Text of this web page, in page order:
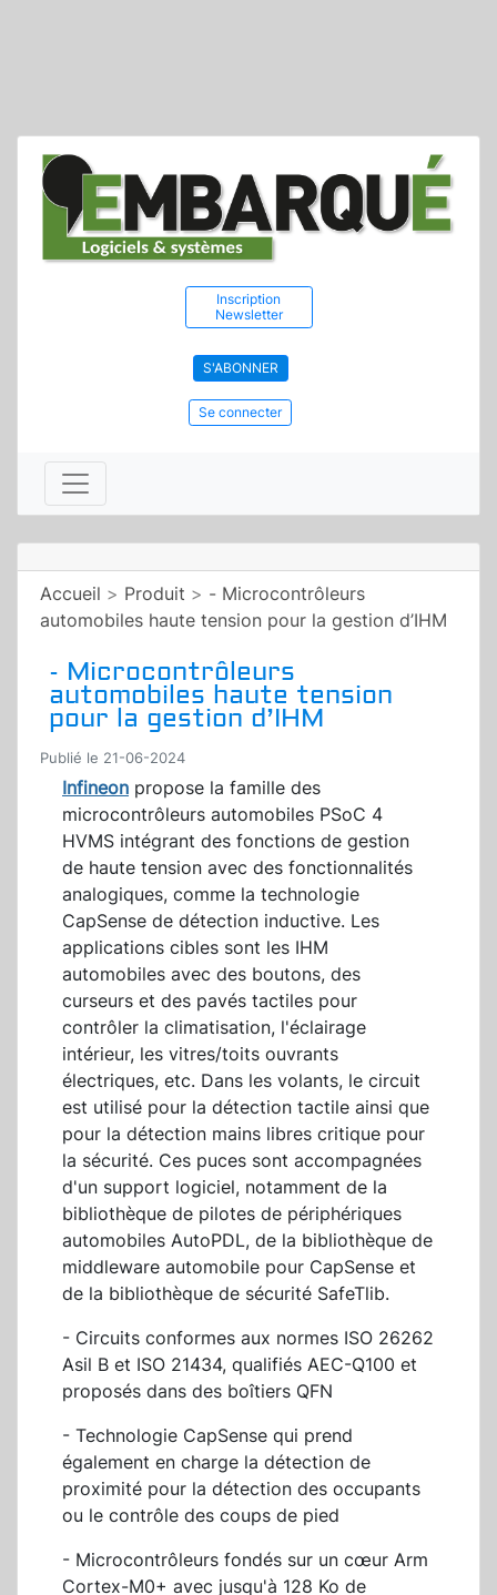
Inscription
Newsletter
S'ABONNER
Se connecter
Accueil > Produit > - Microcontrôleurs
automobiles haute tension pour la gestion d’IHM
- Microcontrôleurs
automobiles haute tension
pour la gestion d’IHM
Publié le 21-06-2024
Infineon propose la famille des
microcontrôleurs automobiles PSoC 4
HVMS intégrant des fonctions de gestion
de haute tension avec des fonctionnalités
analogiques, comme la technologie
CapSense de détection inductive. Les
applications cibles sont les IHM
automobiles avec des boutons, des
curseurs et des pavés tactiles pour
contrôler la climatisation, l'éclairage
intérieur, les vitres/toits ouvrants
électriques, etc. Dans les volants, le circuit
est utilisé pour la détection tactile ainsi que
pour la détection mains libres critique pour
la sécurité. Ces puces sont accompagnées
d'un support logiciel, notamment de la
bibliothèque de pilotes de périphériques
automobiles AutoPDL, de la bibliothèque de
middleware automobile pour CapSense et
de la bibliothèque de sécurité SafeTlib.
- Circuits conformes aux normes ISO 26262
Asil B et ISO 21434, qualifiés AEC-Q100 et
proposés dans des boîtiers QFN
- Technologie CapSense qui prend
également en charge la détection de
proximité pour la détection des occupants
ou le contrôle des coups de pied
- Microcontrôleurs fondés sur un cœur Arm
Cortex-M0+ avec jusqu'à 128 Ko de